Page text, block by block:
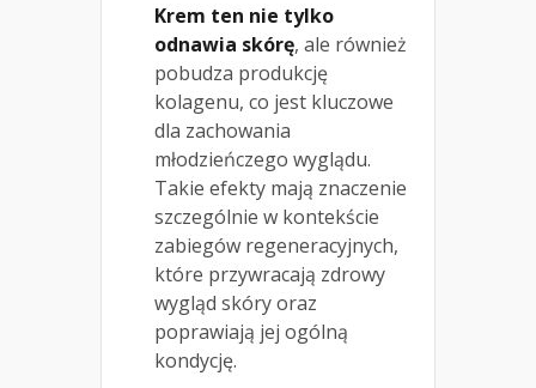
Krem ten nie tylko
odnawia skórę, ale również
pobudza produkcję
kolagenu, co jest kluczowe
dla zachowania
młodzieńczego wyglądu.
Takie efekty mają znaczenie
szczególnie w kontekście
zabiegów regeneracyjnych,
które przywracają zdrowy
wygląd skóry oraz
poprawiają jej ogólną
kondycję.